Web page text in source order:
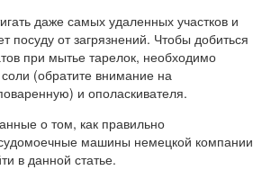
даже самых удаленных участков и
посуду от загрязнений. Чтобы добиться
при мытье тарелок, необходимо
(обратите внимание на
и ополаскивателя.
о том, как правильно
машины немецкой компании
в данной статье.